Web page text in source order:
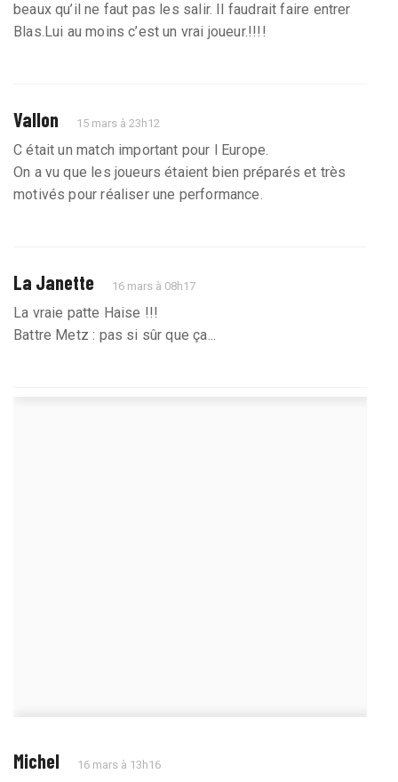
beaux qu’il ne faut pas les salir. Il faudrait faire entrer
Blas.Lui au moins c’est un vrai joueur.!!!!
Vallon 15 mars à 23h12
C était un match important pour l Europe.
On a vu que les joueurs étaient bien préparés et très
motivés pour réaliser une performance.
La Janette 16 mars à 08h17
La vraie patte Haise !!!
Battre Metz : pas si sûr que ça...
Michel 16 mars à 13h16